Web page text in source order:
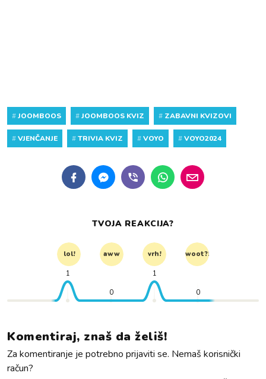
#JOOMBOOS #JOOMBOOS KVIZ # ZABAVNI KVIZOVI
#VJENČANJE #TRIVIA KVIZ #VOYO #VOYO2024
TVOJA REAKCIJA?
lol! aww vrh! woot?!
1
0
1
0
Komentiraj, znaš da želiš!
Za komentiranje je potrebno prijaviti se. Nemaš korisnički
račun?